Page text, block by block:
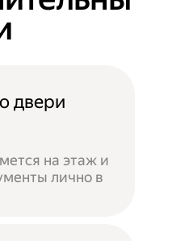
двери
на этаж и
лично в